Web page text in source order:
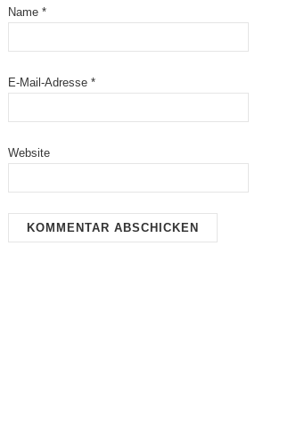
Name *
E-Mail-Adresse *
Website